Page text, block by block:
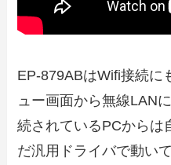
EP-879ABはWifi接続に
ュー画面から無線LAN
続されているPCからは
だ汎用ドライバで動い